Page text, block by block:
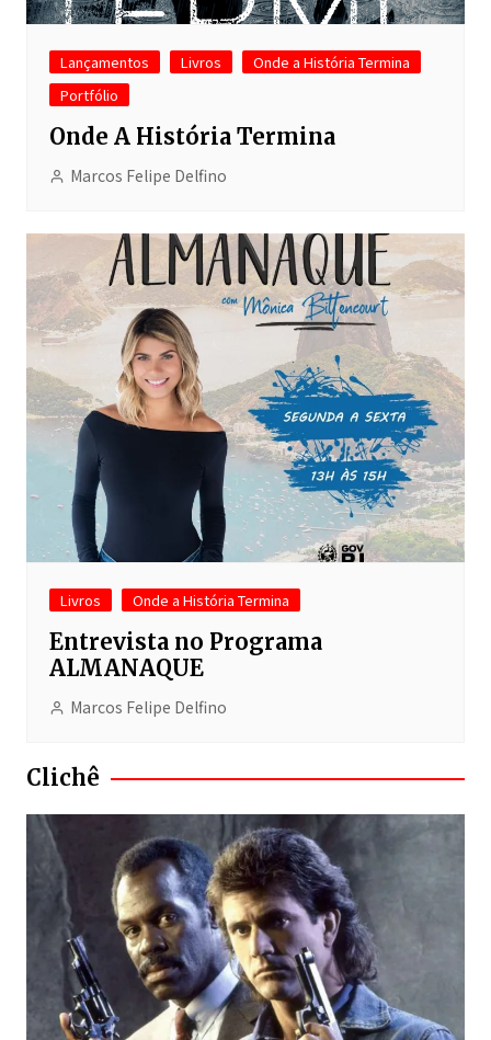
Lançamentos Livros
Onde a História Termina
Portfólio
Onde A História Termina
Marcos Felipe Delfino
Livros Onde a História Termina
Entrevista no Programa
ALMANAQUE
Marcos Felipe Delfino
Clichê